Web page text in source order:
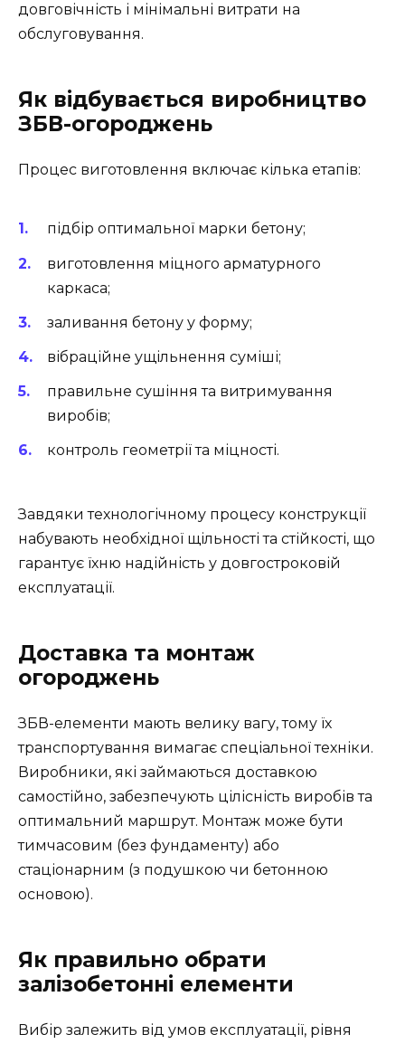
довговічність і мінімальні витрати на
обслуговування.
Як відбувається виробництво
ЗБВ-огороджень
Процес виготовлення включає кілька етапів:
підбір оптимальної марки бетону;
виготовлення міцного арматурного
каркаса;
заливання бетону у форму;
вібраційне ущільнення суміші;
правильне сушіння та витримування
виробів;
контроль геометрії та міцності.
Завдяки технологічному процесу конструкції
набувають необхідної щільності та стійкості, що
гарантує їхню надійність у довгостроковій
експлуатації.
Доставка та монтаж
огороджень
ЗБВ-елементи мають велику вагу, тому їх
транспортування вимагає спеціальної техніки.
Виробники, які займаються доставкою
самостійно, забезпечують цілісність виробів та
оптимальний маршрут. Монтаж може бути
тимчасовим (без фундаменту) або
стаціонарним (з подушкою чи бетонною
основою).
Як правильно обрати
залізобетонні елементи
Вибір залежить від умов експлуатації, рівня